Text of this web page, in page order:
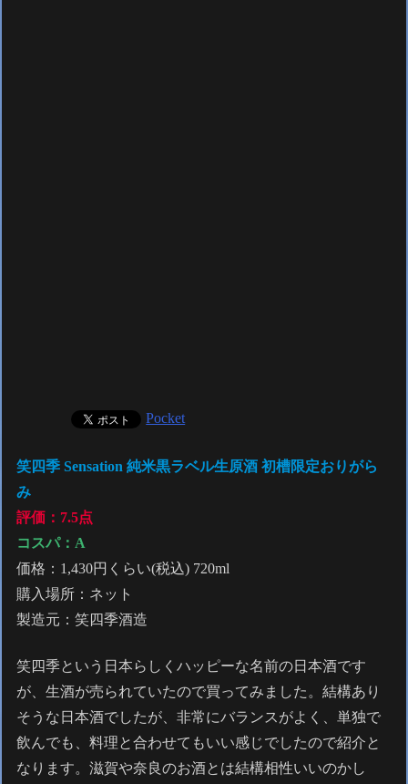
Pocket
笑四季 Sensation 純米黒ラベル生原酒 初槽限定おりがら
み
評価：7.5点
コスパ：A
価格：1,430円くらい(税込) 720ml
購入場所：ネット
製造元：笑四季酒造
笑四季という日本らしくハッピーな名前の日本酒です
が、生酒が売られていたので買ってみました。結構あり
そうな日本酒でしたが、非常にバランスがよく、単独で
飲んでも、料理と合わせてもいい感じでしたので紹介と
なります。滋賀や奈良のお酒とは結構相性いいのかし